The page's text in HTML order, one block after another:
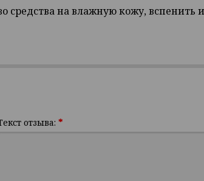
средства на влажную кожу, вспенить
отзыва: *